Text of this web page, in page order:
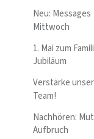
Neu: Messages
Mittwoch
1. Mai zum
Jubiläum
Verstärke unser
Team!
Nachhören:
Aufbruch